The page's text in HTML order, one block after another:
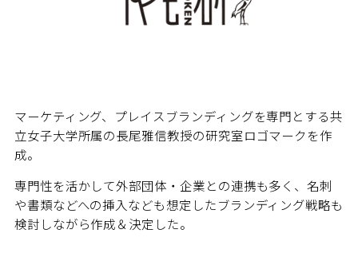
マーケティング、プレイスブランディングを専門とする共
立女子大学所属の長尾雅信教授の研究室ロゴマークを作
成。
専門性を活かして外部団体・企業との連携も多く、名刺
や書類などへの挿入なども想定したブランディング戦略も
検討しながら作成＆決定した。